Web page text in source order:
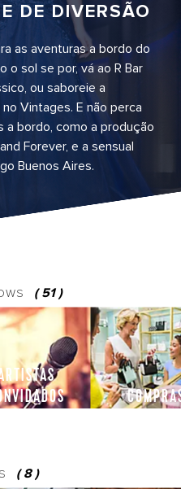
DE DIVERSÃO
as aventuras a bordo do
o sol se por, vá ao R Bar
ou saboreie a
Vintages. E não perca
a bordo, como a produção
Forever, e a sensual
Buenos Aires.
(51)
(8)